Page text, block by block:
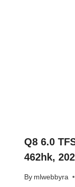
Q8 6.0
462hk,
By mlwebbyra